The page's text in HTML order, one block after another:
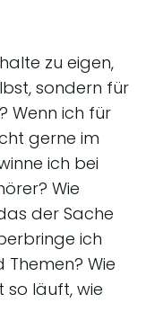
zu eigen,
sondern für
Wenn ich für
gerne im
ich bei
Wie
der Sache
ich
Themen? Wie
so läuft, wie